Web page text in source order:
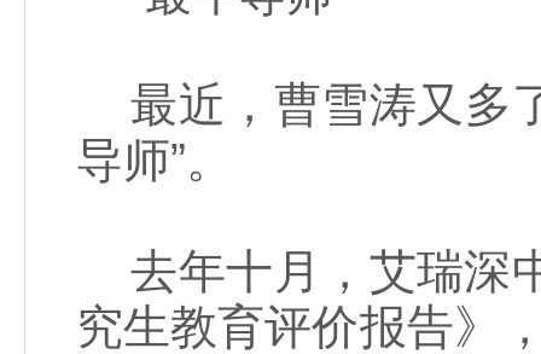
最近，曹雪涛又多
导师”。
去年十月，艾瑞深
究生教育评价报告》